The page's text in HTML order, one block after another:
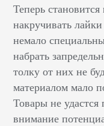
Теперь
накручивать
немало
набрать
толку от них не
материалом мало
Товары не
внимание